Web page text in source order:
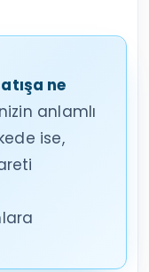
ne
anlamlı
ise,